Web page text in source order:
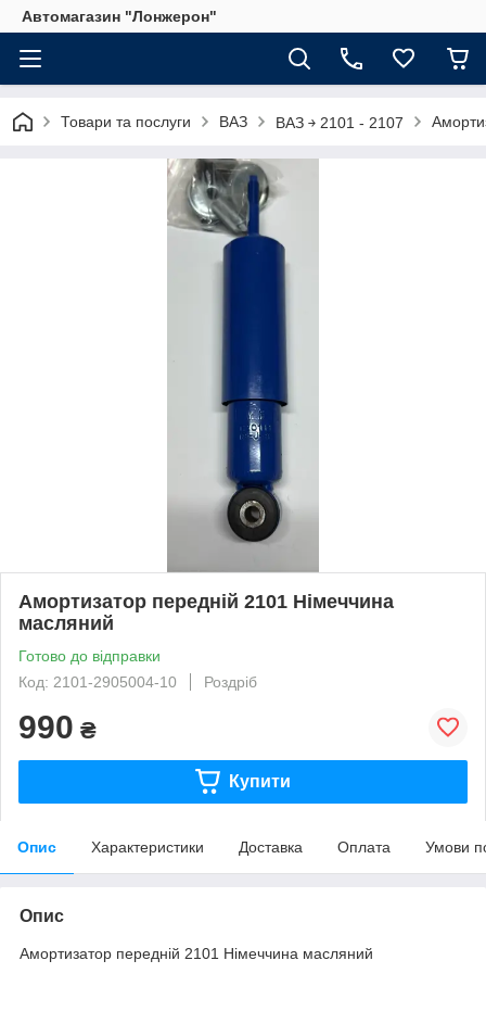
Автомагазин "Лонжерон"
Товари та послуги ВАЗ ВАЗ ￫ 2101 - 2107
Амортизатор передній 2101 Німеччина
масляний
Готово до відправки
Код: 2101-2905004-10
Роздріб
990 ₴
Купити
Опис Характеристики Доставка Оплата Умови
Опис
Амортизатор передній 2101 Німеччина масляний